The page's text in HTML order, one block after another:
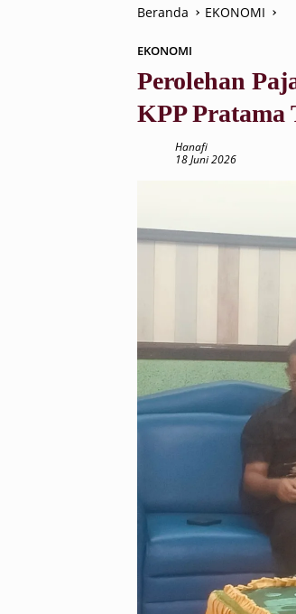
Beranda EKONOMI
EKONOMI
Perolehan
KPP Pratama
Hanafi
18 Juni 2026